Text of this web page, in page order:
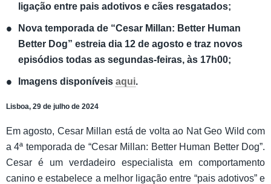
ligação entre pais adotivos e cães resgatados;
Nova temporada de “Cesar Millan: Better Human
Better Dog” estreia dia 12 de agosto e traz novos
episódios todas as segundas-feiras, às 17h00;
Imagens disponíveis aqui.
Lisboa, 29 de julho de 2024
Em agosto, Cesar Millan está de volta ao Nat Geo Wild com
a 4ª temporada de “Cesar Millan: Better Human Better Dog”.
Cesar é um verdadeiro especialista em comportamento
canino e estabelece a melhor ligação entre “pais adotivos” e